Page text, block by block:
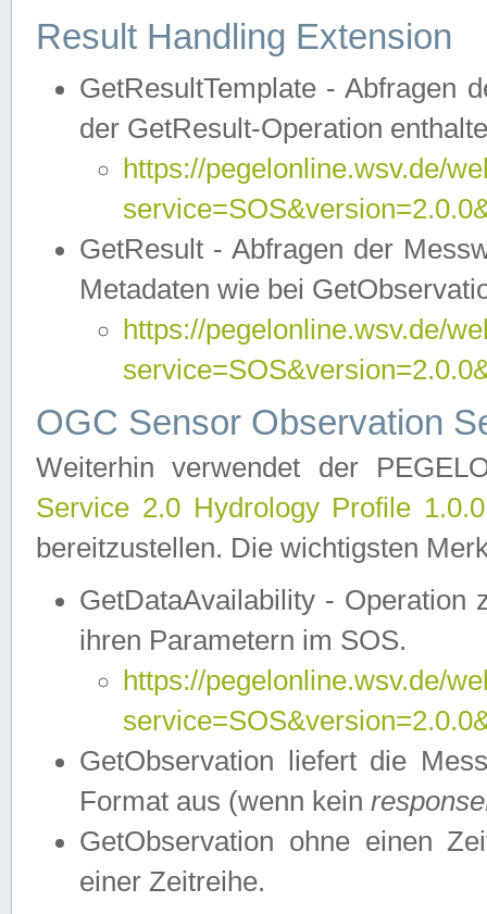
Result Handling Extension
GetResultTemplate - Abfragen
der GetResult-Operation
https://pegelonline.wsv.de/
GetResult - Abfragen der
Metadaten wie bei
https://pegelonline.wsv.de/
OGC Sensor Observation
Weiterhin verwendet der
Service 2.0 Hydrology Profile
bereitzustellen. Die wichtigsten
GetDataAvailability - Operation
ihren Parametern im SOS.
https://pegelonline.wsv.de/
GetObservation liefert die
Format aus (wenn kein
GetObservation ohne einen
einer Zeitreihe.